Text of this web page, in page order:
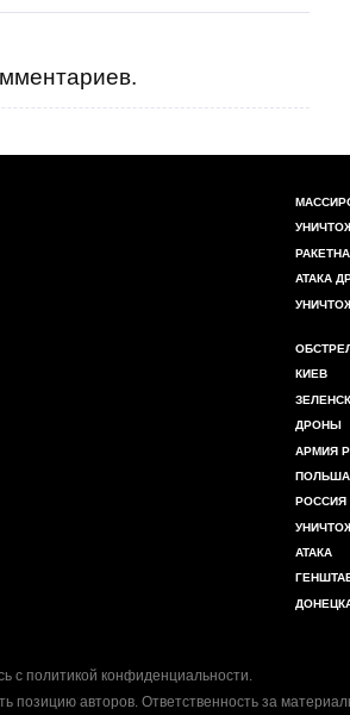
АТАКА
КИЕВ
ДРОНЫ
АРМИЯ
ПОЛЬША
РОССИЯ
АТАКА
с политикой конфиденциальности.
позицию авторов. Ответственность за